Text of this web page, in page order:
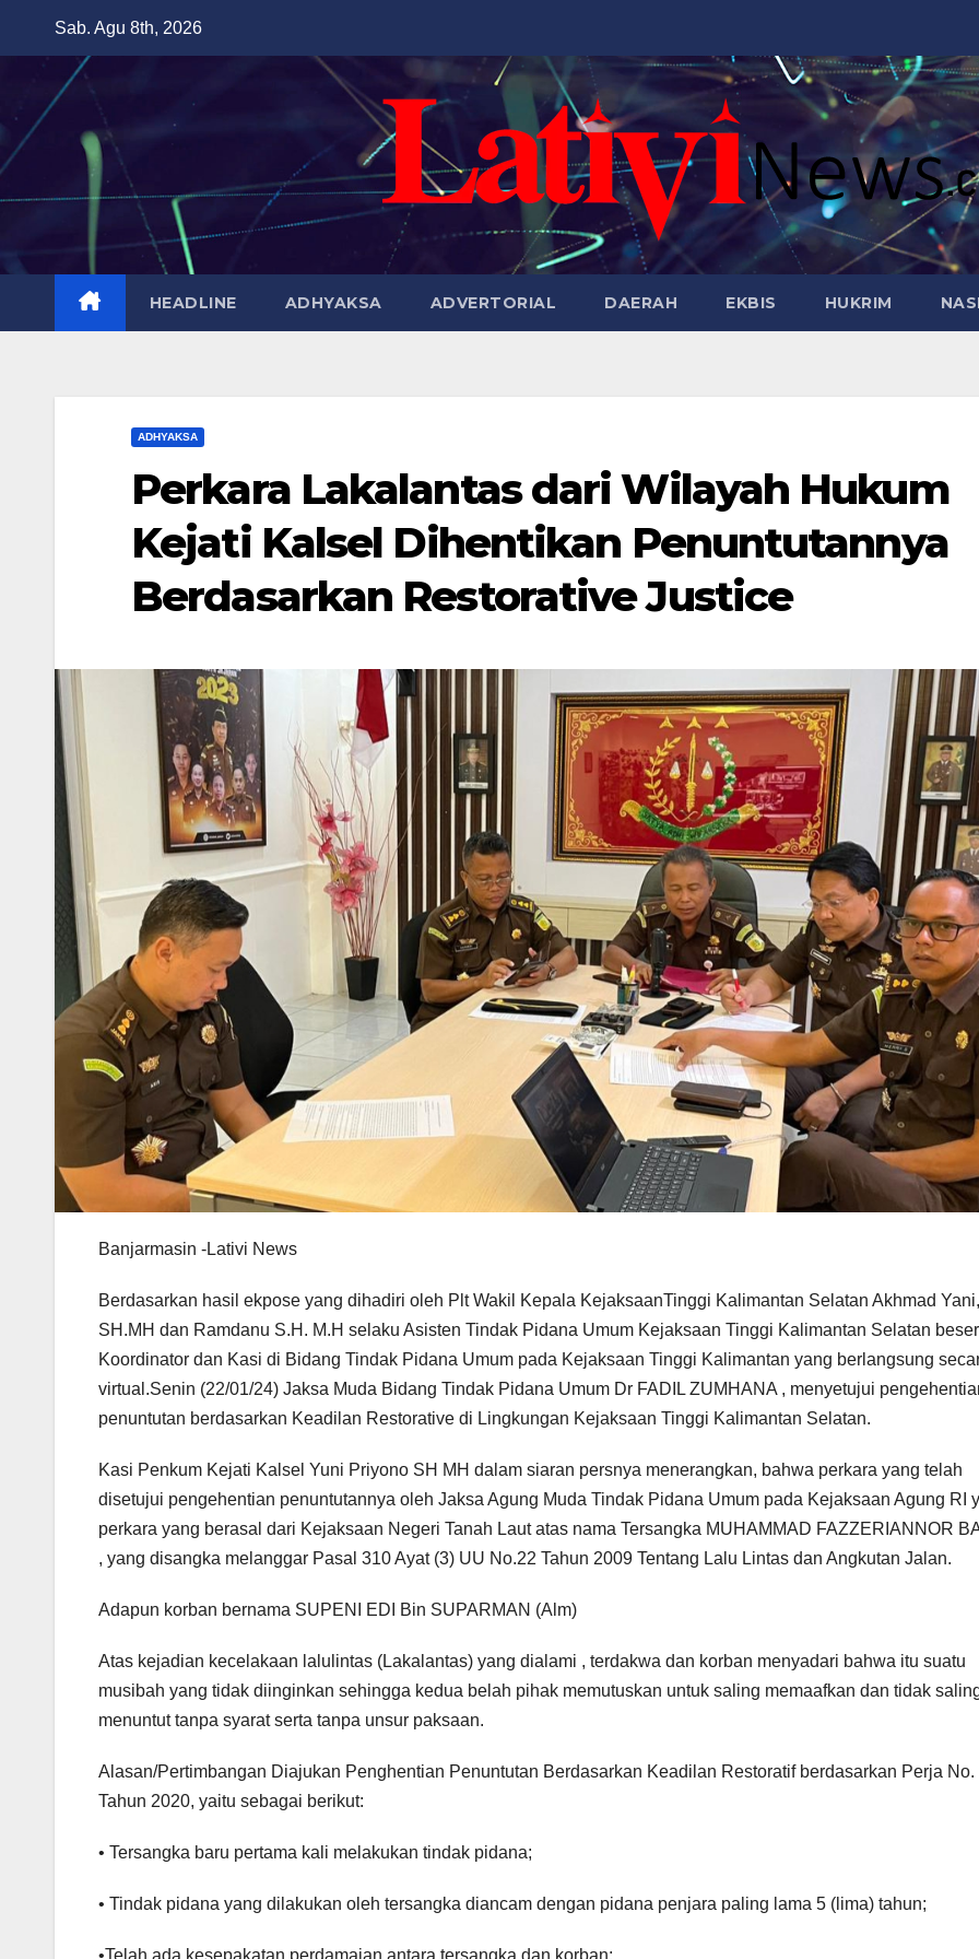
Sab. Agu 8th, 2026
HEADLINE ADHYAKSA ADVERTORIAL DAERAH EKBIS HUKRIM
ADHYAKSA
Perkara Lakalantas dari Wilayah Hukum
Kejati Kalsel Dihentikan Penuntutannya
Berdasarkan Restorative Justice
Banjarmasin -Lativi News
Berdasarkan hasil ekpose yang dihadiri oleh Plt Wakil Kepala KejaksaanTinggi Kalimantan Selatan Akhmad Yani,
SH.MH dan Ramdanu S.H. M.H selaku Asisten Tindak Pidana Umum Kejaksaan Tinggi Kalimantan Selatan
Koordinator dan Kasi di Bidang Tindak Pidana Umum pada Kejaksaan Tinggi Kalimantan yang berlangsung
virtual.Senin (22/01/24) Jaksa Muda Bidang Tindak Pidana Umum Dr FADIL ZUMHANA , menyetujui
penuntutan berdasarkan Keadilan Restorative di Lingkungan Kejaksaan Tinggi Kalimantan Selatan.
Kasi Penkum Kejati Kalsel Yuni Priyono SH MH dalam siaran persnya menerangkan, bahwa perkara yang telah
disetujui pengehentian penuntutannya oleh Jaksa Agung Muda Tindak Pidana Umum pada Kejaksaan Agung RI
perkara yang berasal dari Kejaksaan Negeri Tanah Laut atas nama Tersangka MUHAMMAD FAZZERIANNOR
, yang disangka melanggar Pasal 310 Ayat (3) UU No.22 Tahun 2009 Tentang Lalu Lintas dan Angkutan Jalan.
Adapun korban bernama SUPENI EDI Bin SUPARMAN (Alm)
Atas kejadian kecelakaan lalulintas (Lakalantas) yang dialami , terdakwa dan korban menyadari bahwa itu suatu
musibah yang tidak diinginkan sehingga kedua belah pihak memutuskan untuk saling memaafkan dan tidak
menuntut tanpa syarat serta tanpa unsur paksaan.
Alasan/Pertimbangan Diajukan Penghentian Penuntutan Berdasarkan Keadilan Restoratif berdasarkan Perja No.
Tahun 2020, yaitu sebagai berikut:
• Tersangka baru pertama kali melakukan tindak pidana;
• Tindak pidana yang dilakukan oleh tersangka diancam dengan pidana penjara paling lama 5 (lima) tahun;